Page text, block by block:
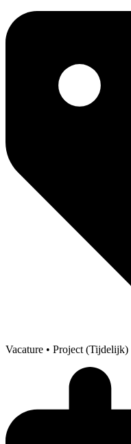
Vacature • Project (Tijdelijk)